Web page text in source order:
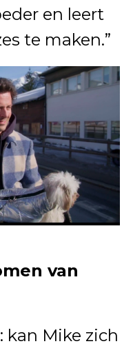
en leert
te maken.”
van
kan Mike zich